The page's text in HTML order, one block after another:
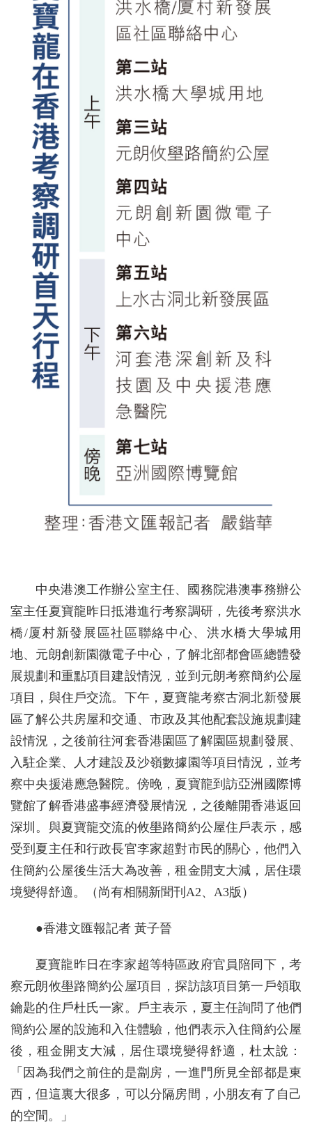
中央港澳工作辦公室主任、國務院港澳事務辦公
室主任夏寶龍昨日抵港進行考察調研，先後考察洪水
橋/厦村新發展區社區聯絡中心、洪水橋大學城用
地、元朗創新園微電子中心，了解北部都會區總體發
展規劃和重點項目建設情況，並到元朗考察簡約公屋
項目，與住戶交流。下午，夏寶龍考察古洞北新發展
區了解公共房屋和交通、市政及其他配套設施規劃建
設情況，之後前往河套香港園區了解園區規劃發展、
入駐企業、人才建設及沙嶺數據園等項目情況，並考
察中央援港應急醫院。傍晚，夏寶龍到訪亞洲國際博
覽館了解香港盛事經濟發展情況，之後離開香港返回
深圳。與夏寶龍交流的攸壆路簡約公屋住戶表示，感
受到夏主任和行政長官李家超對市民的關心，他們入
住簡約公屋後生活大為改善，租金開支大減，居住環
境變得舒適。（尚有相關新聞刊A2、A3版）
●香港文匯報記者 黃子晉
夏寶龍昨日在李家超等特區政府官員陪同下，考
察元朗攸壆路簡約公屋項目，探訪該項目第一戶領取
鑰匙的住戶杜氏一家。戶主表示，夏主任詢問了他們
簡約公屋的設施和入住體驗，他們表示入住簡約公屋
後，租金開支大減，居住環境變得舒適，杜太說：
「因為我們之前住的是劏房，一進門所見全部都是東
西，但這裏大很多，可以分隔房間，小朋友有了自己
的空間。」